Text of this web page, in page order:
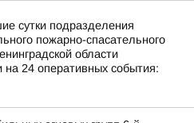
сутки подразделения
пожарно-спасательного
области
на 24 оперативных события: